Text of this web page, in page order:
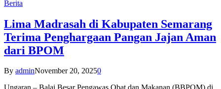
Berita
Lima Madrasah di Kabupaten Semarang
Terima Penghargaan Pangan Jajan Aman
dari BPOM
By adminNovember 20, 20250